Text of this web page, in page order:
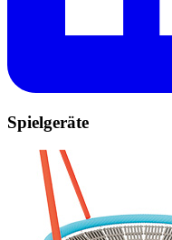
Spielgeräte